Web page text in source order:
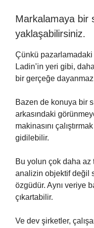
Markalamaya bir
yaklaşabilirsiniz.
Çünkü pazarlamadaki
Ladin’in yeri gibi,
bir gerçeğe
Bazen de konuya bir
arkasındaki
makinasını
gidilebilir.
Bu yolun çok daha
analizin objektif değil
özgüdür. Aynı veriye
çıkartabilir.
Ve dev şirketler,